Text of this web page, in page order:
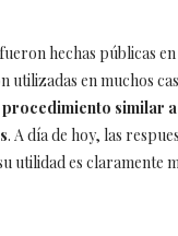
hechas públicas en
utilizadas en muchos
similar
. A día de hoy, las
utilidad es claramente